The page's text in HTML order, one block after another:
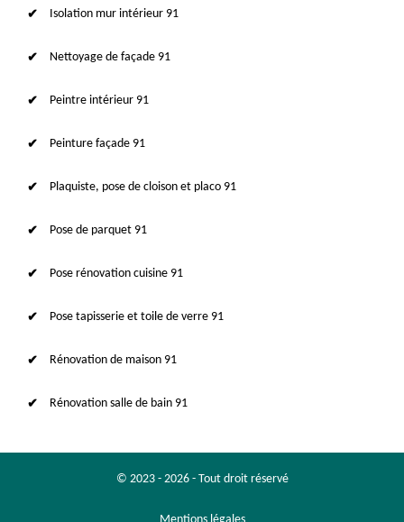
Isolation mur intérieur 91
Nettoyage de façade 91
Peintre intérieur 91
Peinture façade 91
Plaquiste, pose de cloison et placo 91
Pose de parquet 91
Pose rénovation cuisine 91
Pose tapisserie et toile de verre 91
Rénovation de maison 91
Rénovation salle de bain 91
© 2023 - 2026 - Tout droit réservé